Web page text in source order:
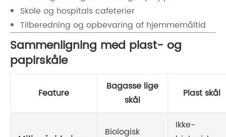
Skole og hospitals cafeterier
Tilberedning og opbevaring af hjemmemåltid
Sammenligning med plast- og
papirskåle
Feature
Bagasse lige
skål
Plast skål
Biologisk
Ikke-